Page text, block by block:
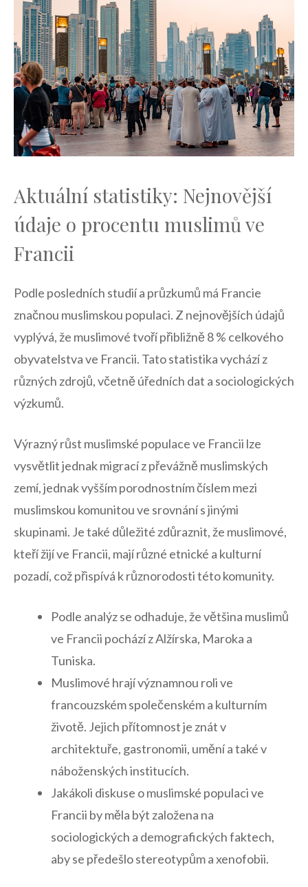
Aktuální statistiky: Nejnovější
údaje ‍o procentu ​muslimů ve
Francii
Podle posledních⁣ studií a průzkumů má ​Francie⁤
značnou ​muslimskou populaci. Z nejnovějších údajů
vyplývá, že muslimové tvoří přibližně 8 % celkového
obyvatelstva ve Francii. Tato statistika vychází z
různých zdrojů, včetně úředních dat a sociologických‌
výzkumů.
Výrazný růst muslimské populace‌ ve Francii⁣ lze
vysvětlit jednak migrací z⁤ převážně muslimských ​
zemí, jednak vyšším porodnostním číslem mezi ​
muslimskou komunitou ve srovnání s jinými
skupinami. Je také důležité zdůraznit, že⁣ muslimové,
kteří žijí ve‌ Francii, mají různé etnické a kulturní
pozadí,⁢ což ⁢přispívá k různorodosti této ⁣komunity.
Podle analýz se odhaduje, že ⁣většina muslimů
ve Francii ​pochází z ​Alžírska, Maroka ⁣a
Tuniska.
Muslimové hrají významnou roli ve⁣
francouzském společenském a kulturním
⁣životě. Jejich přítomnost je ‍znát v
architektuře, gastronomii, umění a také v
náboženských institucích.
Jakákoli diskuse o muslimské populaci ve
Francii by ⁢měla být založena na
sociologických a demografických faktech,
aby se‌ předešlo stereotypům a xenofobii.